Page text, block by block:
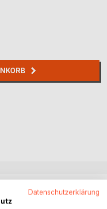
Datenschutzerklärung